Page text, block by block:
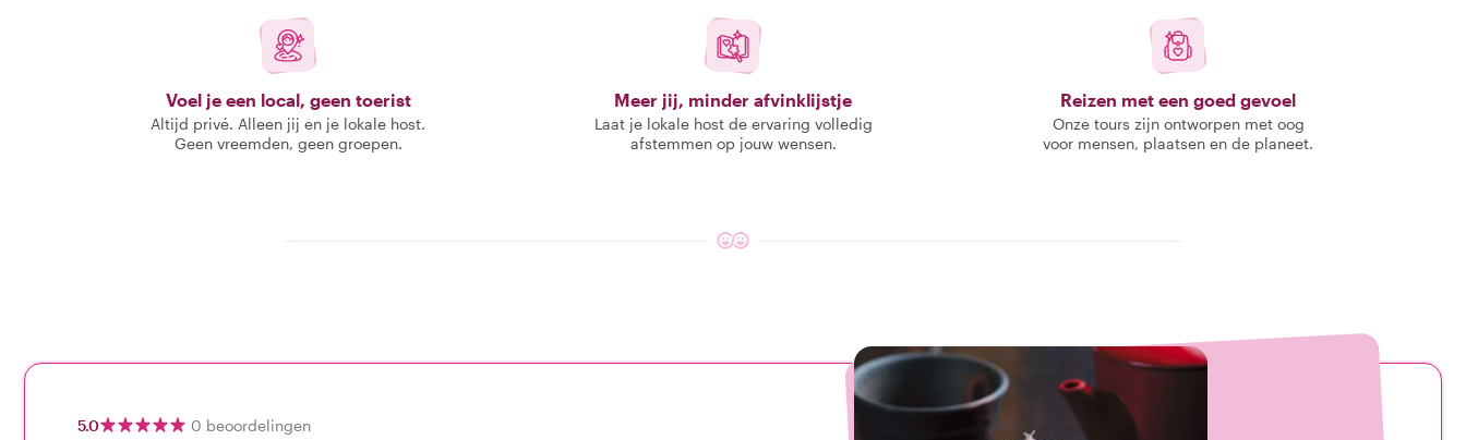
Voel je een local, geen toerist
Altijd privé. Alleen jij en je lokale host.
Geen vreemden, geen groepen.
Meer jij, minder afvinklijstje
Laat je lokale host de ervaring volledig
afstemmen op jouw wensen.
Reizen met een goed gevoel
Onze tours zijn ontworpen met oog
voor mensen, plaatsen en de planeet.
5.0 0 beoordelingen